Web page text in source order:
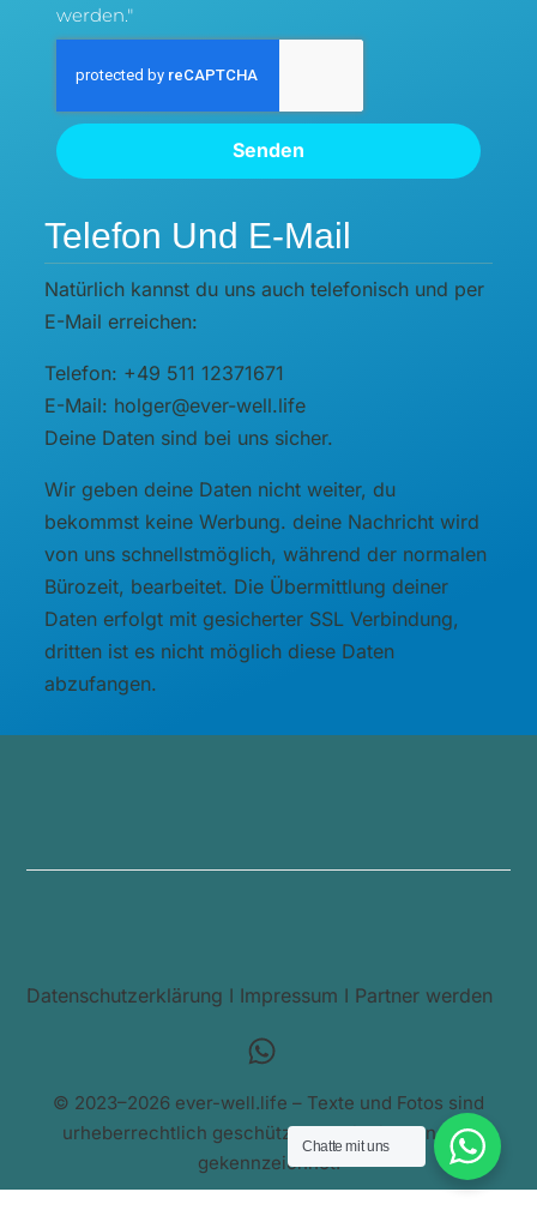
werden."
Senden
Telefon Und E-Mail
Natürlich kannst du uns auch telefonisch und per
E-Mail erreichen:
Telefon: +49 511 12371671
E-Mail: holger@ever-well.life
Deine Daten sind bei uns sicher.
Wir geben deine Daten nicht weiter, du
bekommst keine Werbung. deine Nachricht wird
von uns schnellstmöglich, während der normalen
Bürozeit, bearbeitet. Die Übermittlung deiner
Daten erfolgt mit gesicherter SSL Verbindung,
dritten ist es nicht möglich diese Daten
abzufangen.
Datenschutzerklärung I Impressum I Partner werden
© 2023–2026 ever-well.life – Texte und Fotos sind
urheberrechtlich geschützt, soweit nicht anders
gekennzeichnet.
Chatte mit uns